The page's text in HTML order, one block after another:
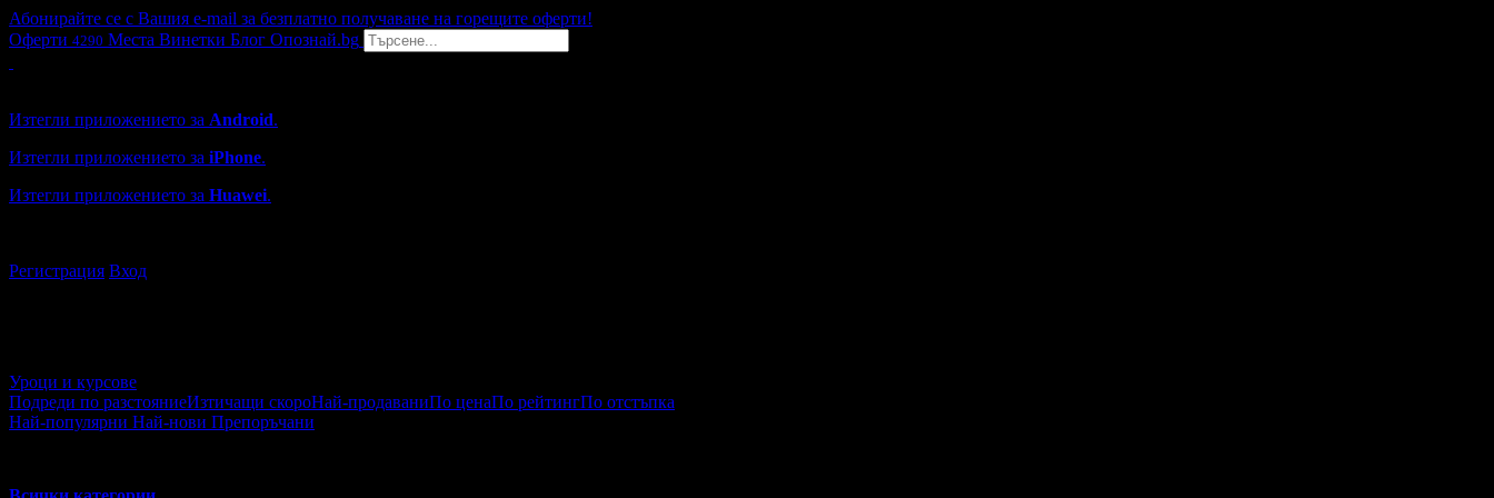
Абонирайте се с Вашия e-mail за безплатно получаване на горещите оферти!
Оферти 4290 Места Винетки Блог Опознай.bg
Изтегли приложението за Android.
Изтегли приложението за iPhone.
Изтегли приложението за Huawei.
Регистрация Вход
Уроци и курсове
Подреди по разстояниеИзтичащи скороНай-продаваниПо ценаПо рейтингПо отстъпка
Най-популярни Най-нови Препоръчани